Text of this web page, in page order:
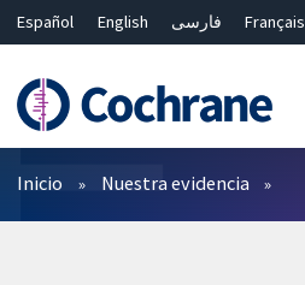
Español English فارسی
Français
Bahasa Malaysia
ไทย 繁體中文
Filtros
Inicio Nuestra evidencia